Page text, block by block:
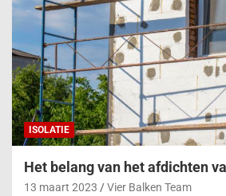
ISOLATIE
Het belang van het afdichten
13 maart 2023 Vier Balken Team